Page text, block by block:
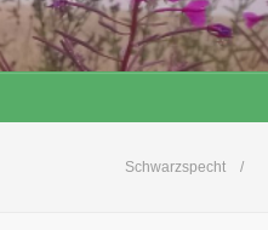
Schwarzspecht